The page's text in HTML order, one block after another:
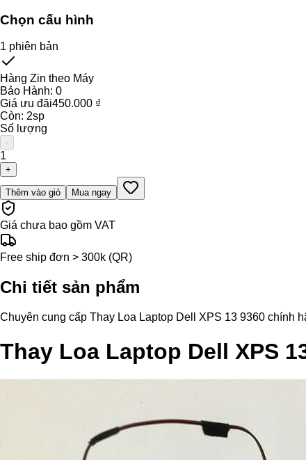
Chọn cấu hình
1 phiên bản
Hàng Zin theo Máy
Bảo Hành: 0
Giá ưu đãi450.000 ₫
Còn: 2sp
Số lượng
-
1
+
Thêm vào giỏ Mua ngay
Giá chưa bao gồm VAT
Free ship đơn > 300k (QR)
Chi tiết sản phẩm
Chuyên cung cấp Thay Loa Laptop Dell XPS 13 9360 chính
Thay Loa Laptop Dell XPS